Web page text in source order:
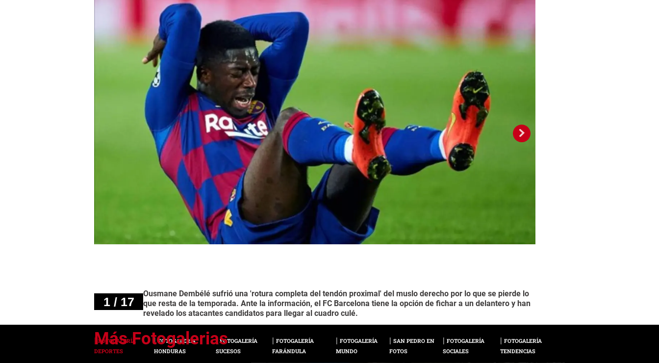
1 / 17
Ousmane Dembélé sufrió una 'rotura completa del tendón proximal' del muslo derecho por lo que se pierde lo
que resta de la temporada. Ante la información, el FC Barcelona tiene la opción de fichar a un delantero y han
revelado los atacantes candidatos para llegar al cuadro culé.
FOTOGALERÍA
DEPORTES
FOTOGALERÍA
HONDURAS
FOTOGALERÍA
SUCESOS
FOTOGALERÍA
FARÁNDULA
FOTOGALERÍA
MUNDO
SAN PEDRO EN
FOTOS
FOTOGALERÍA
SOCIALES
FOTOGALERÍA
TENDENCIAS